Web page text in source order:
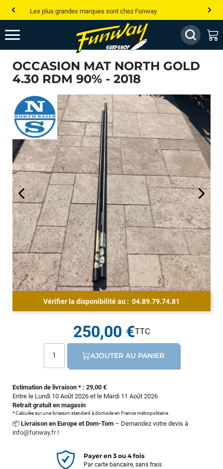
Les plus grandes marques sont chez Funway
Jusqu’à -75% de remise sur le windsurf, wingfoil, etc...
💰 Meilleur prix garanti — Moins cher ailleurs ? On s’aligne !
Besoin de conseils de pro ? Appelle nous !
OCCASION MAT NORTH GOLD
4.30 RDM 90% - 2018
Vérifier la disponibilité au : 04.89.79.74.81
Estimation de livraison * : 29,00 €
Entre le Lundi 10 Août 2026 et le Mardi 11 Août 2026
Retrait gratuit en magasin
* Calculée sur une livraison standard à domicile en France métropolitaine
📦 Livraison en Europe et Dom-Tom – Demandez votre devis à
info@funway.fr!
250,00 €
AJOUTER AU PANIER
Payer en 3 ou 4 fois
Par carte bancaire, sans frais